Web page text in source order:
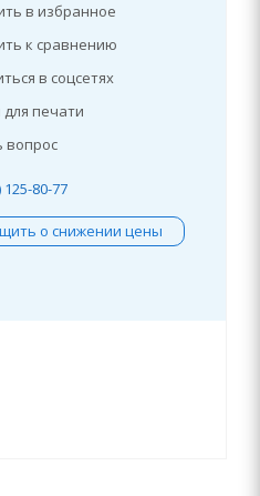
в избранное
к сравнению
в соцсетях
для печати
вопрос
125-80-77
о снижении цены